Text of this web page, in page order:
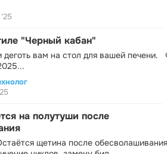
'25
"Черный кабан"
деготь вам на стол для вашей печени.
на полутуши после
щетина после